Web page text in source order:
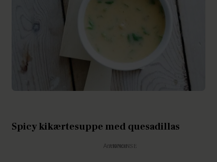
Spicy kikærtesuppe med quesadillas
Annonce